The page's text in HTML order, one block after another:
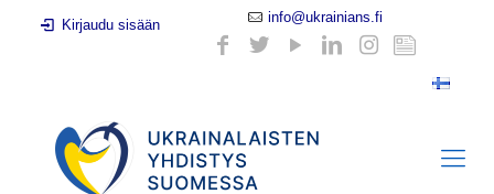
Kirjaudu sisään info@ukrainians.fi